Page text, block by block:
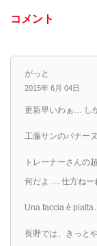
コメント
がっと
2015年 6月 04日
更新早いわぁ… し
工藤サンのバナー
トレーナーさんの
何だよ…. 仕方ね
Una faccia è
長野では、きっと